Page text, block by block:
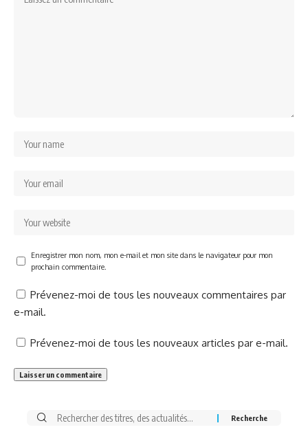
Enregistrer mon nom, mon e-mail et mon site dans le navigateur pour mon
prochain commentaire.
Prévenez-moi de tous les nouveaux commentaires par
e-mail.
Prévenez-moi de tous les nouveaux articles par e-mail.
Rechercher: